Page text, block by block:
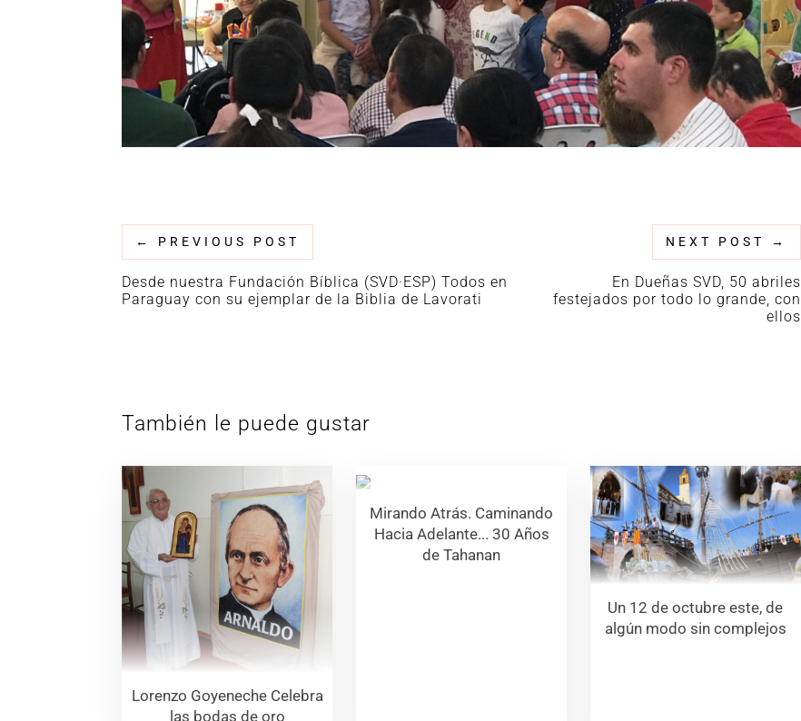
← PREVIOUS POST
Desde nuestra Fundación Bíblica (SVD·ESP) Todos en
Paraguay con su ejemplar de la Biblia de Lavorati
NEXT POST →
En Dueñas SVD, 50 abriles
festejados por todo lo grande, con
ellos
También le puede gustar
Lorenzo Goyeneche Celebra
las bodas de oro
Mirando Atrás. Caminando
Hacia Adelante... 30 Años
de Tahanan
Un 12 de octubre este, de
algún modo sin complejos